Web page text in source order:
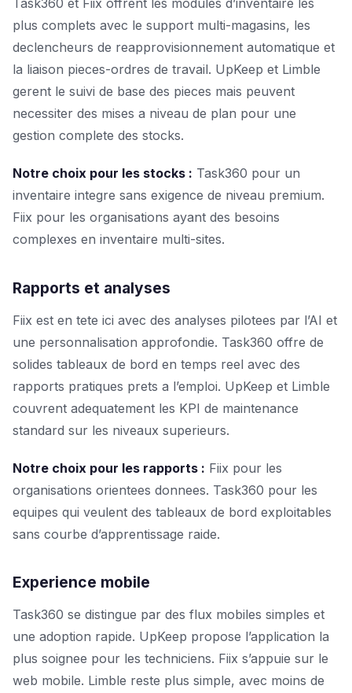
Task360 et Fiix offrent les modules d’inventaire les
plus complets avec le support multi-magasins, les
declencheurs de reapprovisionnement automatique et
la liaison pieces-ordres de travail. UpKeep et Limble
gerent le suivi de base des pieces mais peuvent
necessiter des mises a niveau de plan pour une
gestion complete des stocks.
Notre choix pour les stocks : Task360 pour un
inventaire integre sans exigence de niveau premium.
Fiix pour les organisations ayant des besoins
complexes en inventaire multi-sites.
Rapports et analyses
Fiix est en tete ici avec des analyses pilotees par l’AI et
une personnalisation approfondie. Task360 offre de
solides tableaux de bord en temps reel avec des
rapports pratiques prets a l’emploi. UpKeep et Limble
couvrent adequatement les KPI de maintenance
standard sur les niveaux superieurs.
Notre choix pour les rapports : Fiix pour les
organisations orientees donnees. Task360 pour les
equipes qui veulent des tableaux de bord exploitables
sans courbe d’apprentissage raide.
Experience mobile
Task360 se distingue par des flux mobiles simples et
une adoption rapide. UpKeep propose l’application la
plus soignee pour les techniciens. Fiix s’appuie sur le
web mobile. Limble reste plus simple, avec moins de